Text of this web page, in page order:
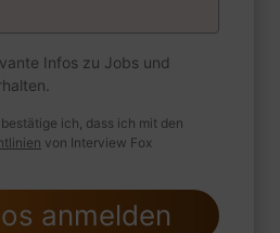
einem der
herausforderndsten
mit denen Sie gearbeitet
Infos zu Jobs und
ich, dass ich mit den
von Interview Fox
anmelden